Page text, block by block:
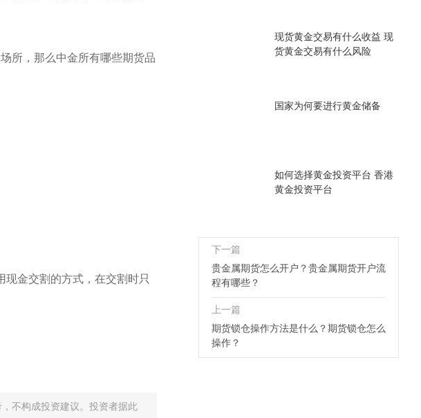
所，那么中金所有哪些期货品
金交割的方式，在交割时只
不构成投资建议。投资者据此
现货黄金交易有什么收益 现
货黄金交易有什么风险
国家为何要进行黄金储备
如何选择黄金投资平台 香港
黄金投资平台
下一篇
贵金属期货怎么开户？贵金属期货开户流
程有哪些？
上一篇
期货锁仓操作方法是什么？期货锁仓怎么
操作？